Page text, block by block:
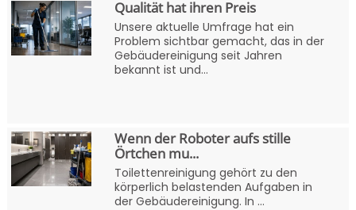
Qualität hat ihren Preis
Unsere aktuelle Umfrage hat ein
Problem sichtbar gemacht, das in der
Gebäudereinigung seit Jahren
bekannt ist und...
Wenn der Roboter aufs stille
Örtchen mu...
Toilettenreinigung gehört zu den
körperlich belastenden Aufgaben in
der Gebäudereinigung. In ...